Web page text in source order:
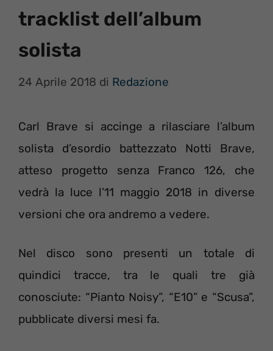
tracklist dell’album
solista
24 Aprile 2018 di Redazione
Carl Brave si accinge a rilasciare l’album
solista d’esordio battezzato Notti Brave,
atteso progetto senza Franco 126, che
vedrà la luce l’11 maggio 2018 in diverse
versioni che ora andremo a vedere.
Nel disco sono presenti un totale di
quindici tracce, tra le quali tre già
conosciute: “Pianto Noisy”, “E10” e “Scusa”,
pubblicate diversi mesi fa.